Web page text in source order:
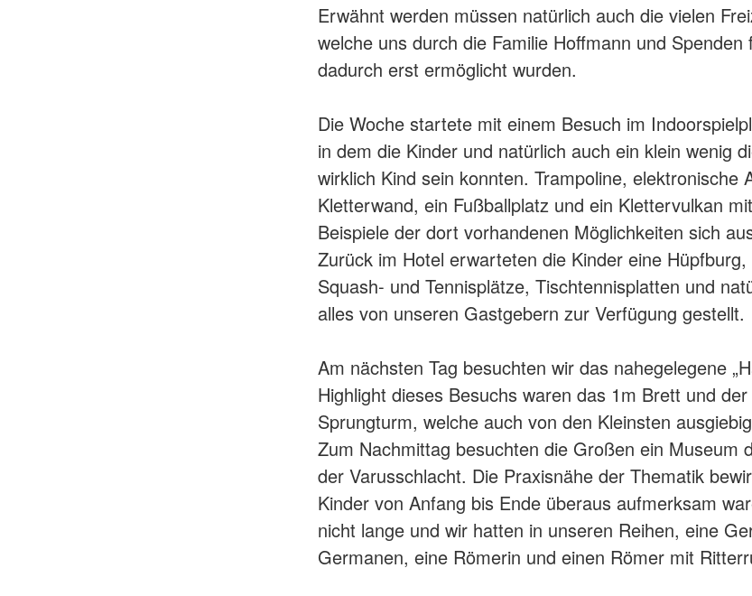
Erwähnt werden müssen natürlich auch die vielen
welche uns durch die Familie Hoffmann und Spenden
dadurch erst ermöglicht wurden.
Die Woche startete mit einem Besuch im
in dem die Kinder und natürlich auch ein klein wenig
wirklich Kind sein konnten. Trampoline, elektronische
Kletterwand, ein Fußballplatz und ein Klettervulkan
Beispiele der dort vorhandenen Möglichkeiten sich
Zurück im Hotel erwarteten die Kinder eine Hüpfburg,
Squash- und Tennisplätze, Tischtennisplatten und
alles von unseren Gastgebern zur Verfügung gestellt.
Am nächsten Tag besuchten wir das nahegelegene
Highlight dieses Besuchs waren das 1m Brett und
Sprungturm, welche auch von den Kleinsten
Zum Nachmittag besuchten die Großen ein Museum
der Varusschlacht. Die Praxisnähe der Thematik
Kinder von Anfang bis Ende überaus aufmerksam
nicht lange und wir hatten in unseren Reihen, eine
Germanen, eine Römerin und einen Römer mit